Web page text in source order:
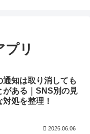
プリ
通知は取り消しても
がある｜SNS別の見
処を整理！
2026.06.06